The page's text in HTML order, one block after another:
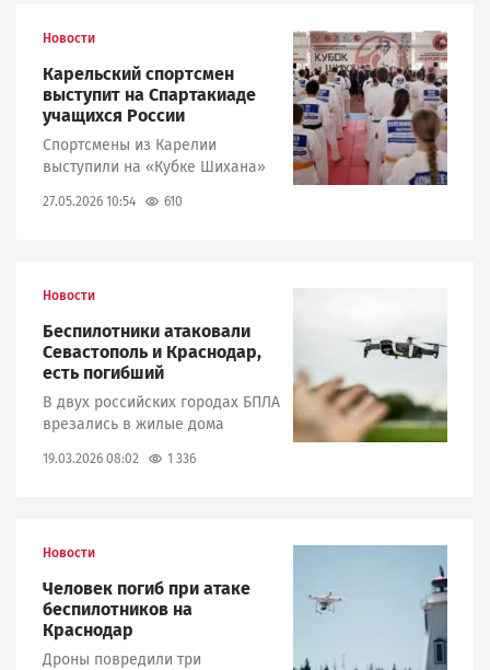
Новости
Карельский спортсмен
выступит на Спартакиаде
учащихся России
Спортсмены из Карелии
выступили на «Кубке Шихана»
27.05.2026 10:54 610
Image
Новости
Беспилотники атаковали
Севастополь и Краснодар,
есть погибший
В двух российских городах БПЛА
врезались в жилые дома
19.03.2026 08:02 1 336
Новости
Человек погиб при атаке
беспилотников на
Краснодар
Дроны повредили три